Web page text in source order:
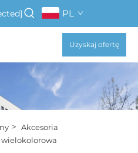
PL
Uzyskaj ofertę
> Akcesoria
wielokolorowa